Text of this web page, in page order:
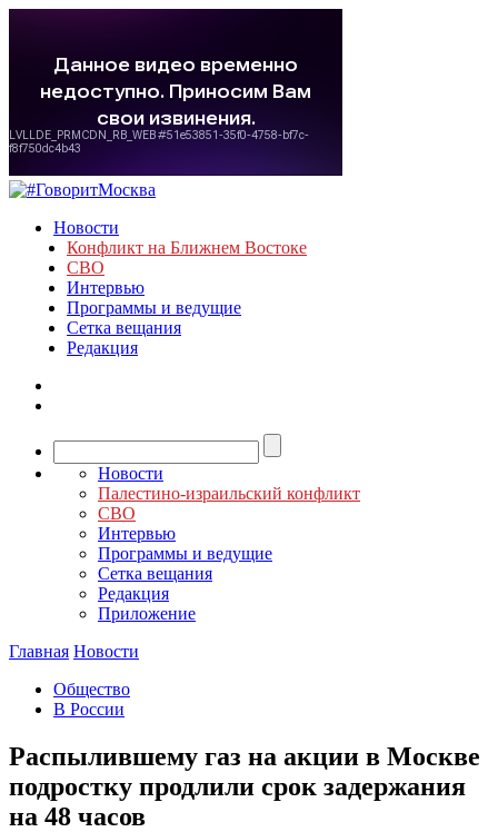
Новости
Конфликт на Ближнем Востоке
СВО
Интервью
Программы и ведущие
Сетка вещания
Редакция
Новости
Палестино-израильский конфликт
СВО
Интервью
Программы и ведущие
Сетка вещания
Редакция
Приложение
Главная Новости
Общество
В России
Распылившему газ на акции в Москве
подростку продлили срок задержания
на 48 часов